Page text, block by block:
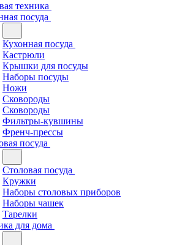
техника
посуда
Кухонная посуда
Кастрюли
Крышки для посуды
Наборы посуды
Ножи
Сковороды
Сковороды
Фильтры-кувшины
Френч-прессы
посуда
Столовая посуда
Кружки
Наборы столовых приборов
Наборы чашек
Тарелки
для дома